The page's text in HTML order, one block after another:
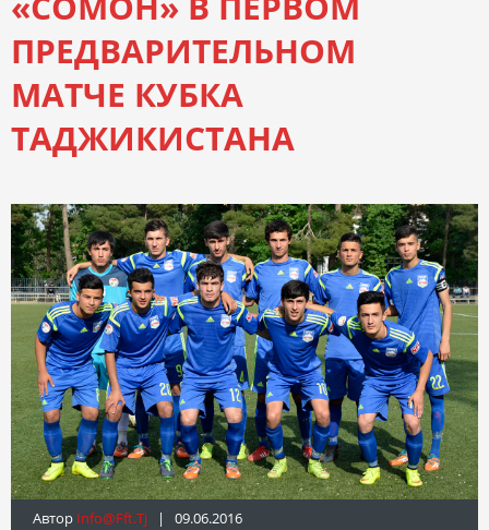
ПРЕДВАРИТЕЛЬНОМ
МАТЧЕ КУБКА
ТАДЖИКИСТАНА
Автор Info@fft.tj | 09.06.2016